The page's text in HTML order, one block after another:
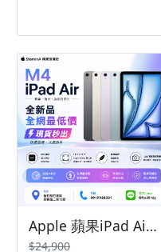
Apple 蘋果iPad Air 11吋 128G WiFi/ipadair8/ipadairM4/ipadair/iPadAir
$24,900